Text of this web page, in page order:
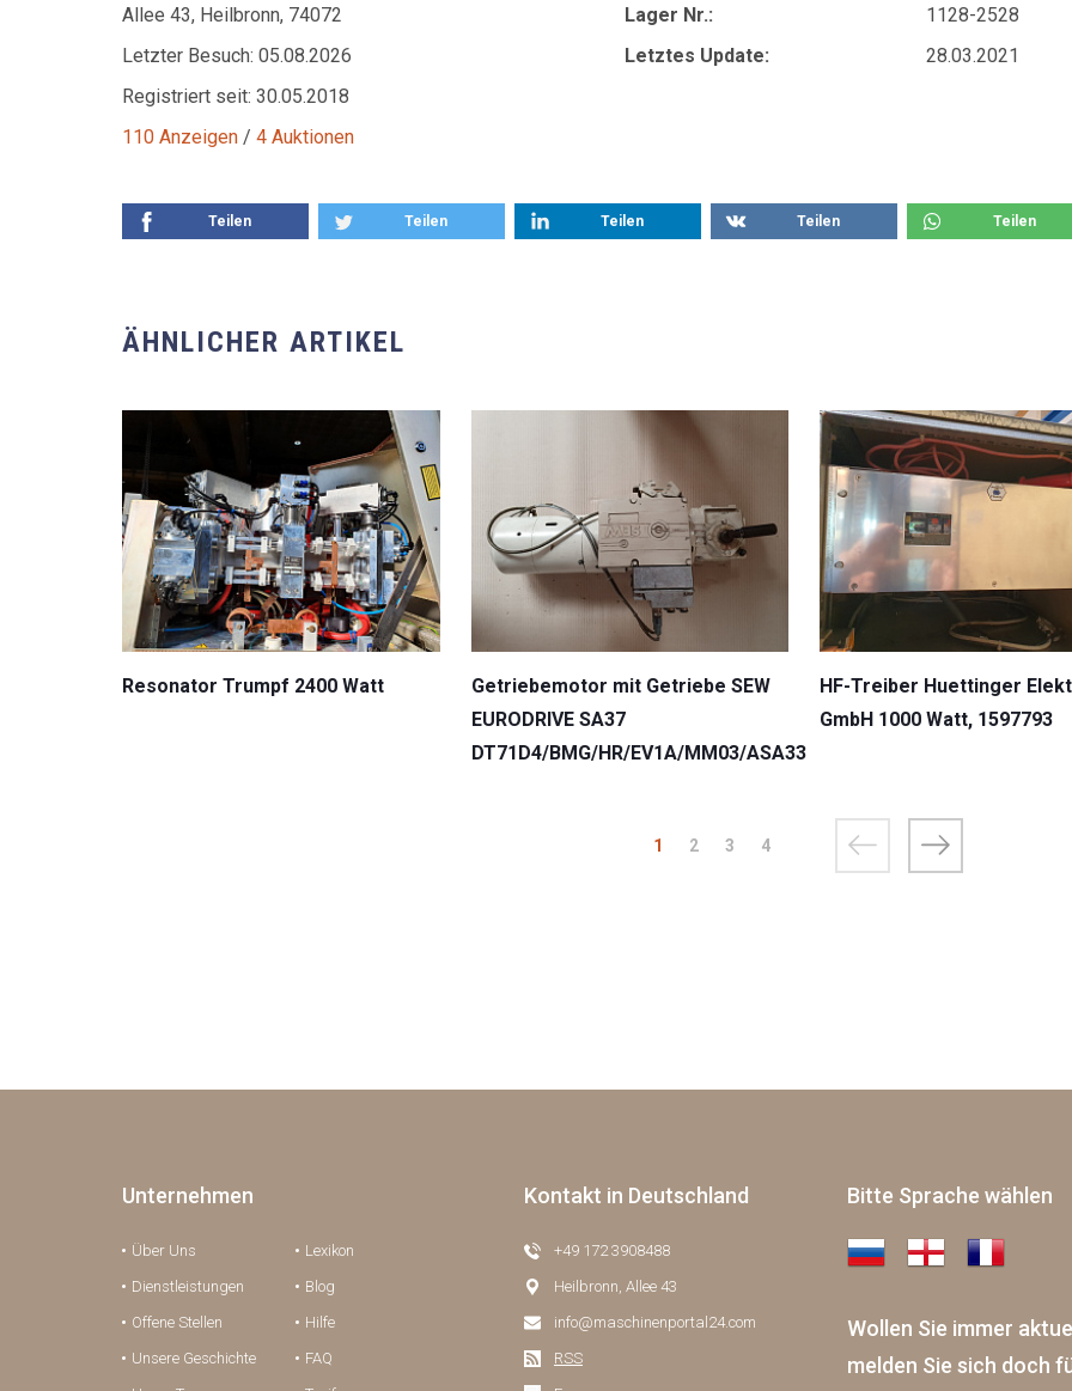
Allee 43, Heilbronn, 74072
Letzter Besuch: 05.08.2026
Registriert seit: 30.05.2018
110 Anzeigen / 4 Auktionen
Lager Nr.:
1128-2528
Letztes Update:
28.03.2021
Teilen Teilen Teilen Teilen Teilen
ÄHNLICHER ARTIKEL
Resonator Trumpf 2400 Watt
Getriebemotor mit Getriebe SEW
EURODRIVE SA37
DT71D4/BMG/HR/EV1A/MM03/ASA33
HF-Treiber Huettinger
GmbH 1000 Watt, 1597793
1 2 3 4
Unternehmen
Über Uns
Dienstleistungen
Offene Stellen
Unsere Geschichte
Lexikon
Blog
Hilfe
FAQ
Kontakt in Deutschland
+49 172 3908488
Heilbronn, Allee 43
info@maschinenportal24.сom
RSS
Bitte Sprache wählen
Wollen Sie immer
melden Sie sich doch